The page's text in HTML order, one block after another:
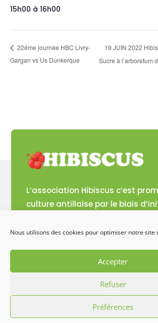
Nous utilisons des cookies pour optimiser notre site
Accepter
Refuser
Préférences
15h00 à 16h00
22éme journée HBC Livry-
Gargan vs Us Dunkerque
19 JUIN 2022
Sucre à l’arboretum
L’association Hibiscus c’est
culture antillaise par le biais
traditionnelles et défilés
des arts culinaires et confection
Liens utiles